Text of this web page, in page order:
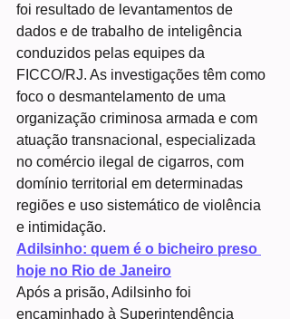
foi resultado de levantamentos de
dados e de trabalho de inteligência
conduzidos pelas equipes da
FICCO/RJ. As investigações têm como
foco o desmantelamento de uma
organização criminosa armada e com
atuação transnacional, especializada
no comércio ilegal de cigarros, com
domínio territorial em determinadas
regiões e uso sistemático de violência
e intimidação.
Adilsinho: quem é o bicheiro preso
hoje no Rio de Janeiro
Após a prisão, Adilsinho foi
encaminhado à Superintendência